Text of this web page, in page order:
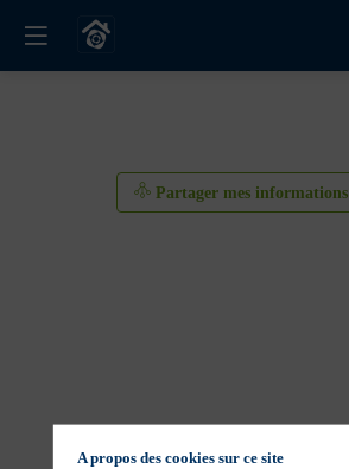
Partager mes informations
A propos des cookies sur ce site